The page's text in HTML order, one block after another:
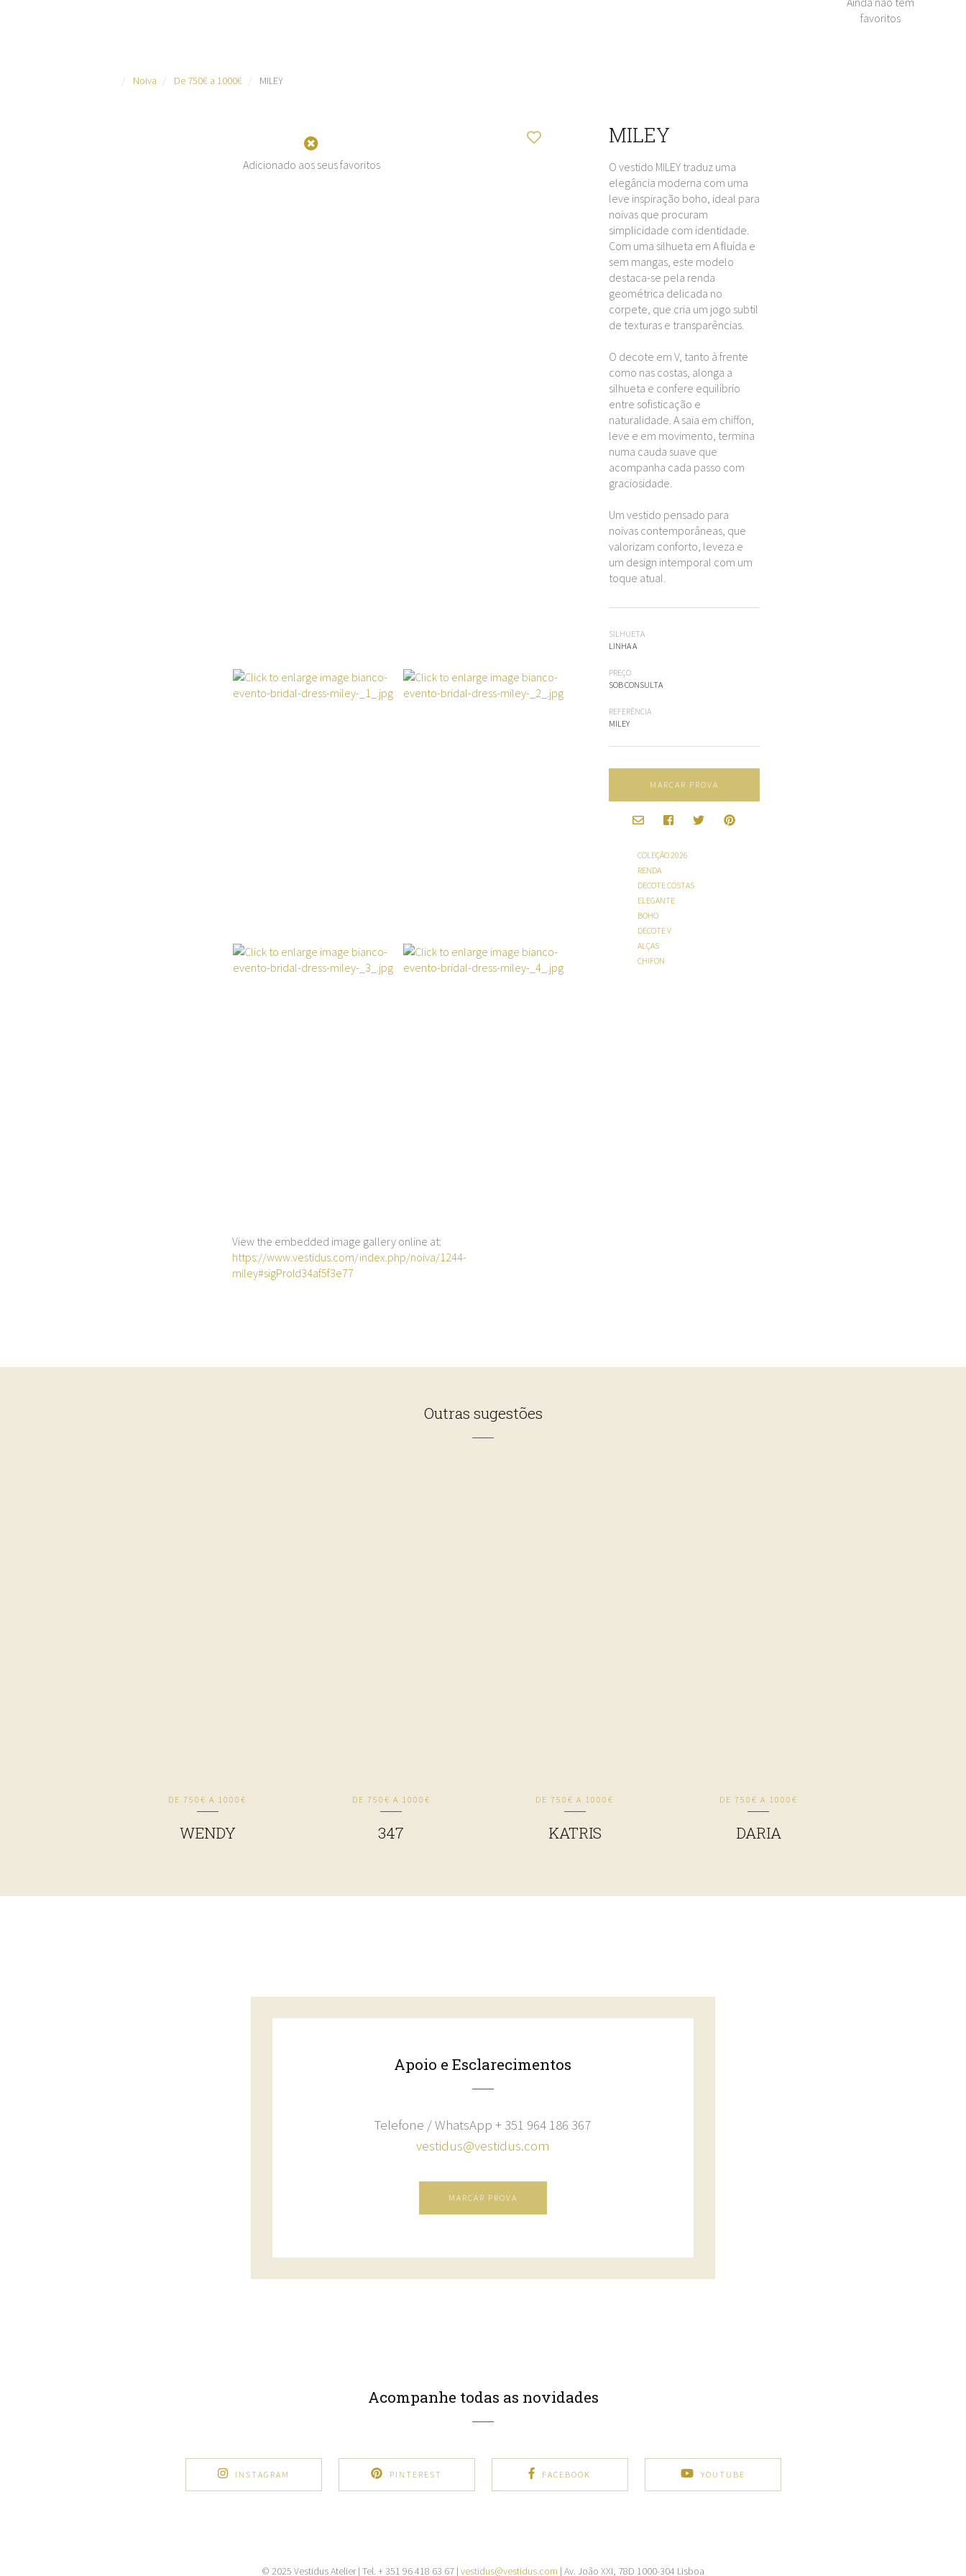
favoritos
Noiva De 750€ a 1000€ MILEY
Adicionado aos seus favoritos
View the embedded image gallery online at:
https://www.vestidus.com/index.php/noiva/1244-
miley#sigProId34af5f3e77
MILEY
O vestido MILEY traduz uma
elegância moderna com uma
leve inspiração boho, ideal para
noivas que procuram
simplicidade com identidade.
Com uma silhueta em A fluída e
sem mangas, este modelo
destaca-se pela renda
geométrica delicada no
corpete, que cria um jogo subtil
de texturas e transparências.
O decote em V, tanto à frente
como nas costas, alonga a
silhueta e confere equilíbrio
entre sofisticação e
naturalidade. A saia em chiffon,
leve e em movimento, termina
numa cauda suave que
acompanha cada passo com
graciosidade.
Um vestido pensado para
noivas contemporâneas, que
valorizam conforto, leveza e
um design intemporal com um
toque atual.
SILHUETA
LINHA A
PREÇO
SOB CONSULTA
REFERÊNCIA
MILEY
MARCAR PROVA
COLEÇÃO 2026
RENDA
DECOTE COSTAS
ELEGANTE
BOHO
DECOTE V
ALÇAS
CHIFON
Outras sugestões
DE 750€ A 1000€
WENDY
DE 750€ A 1000€
347
DE 750€ A 1000€
KATRIS
DE 750€ A 1000€
DARIA
Apoio e Esclarecimentos
Telefone / WhatsApp + 351 964 186 367
vestidus@vestidus.com
MARCAR PROVA
Acompanhe todas as novidades
INSTAGRAM PINTEREST FACEBOOK YOUTUBE
© 2025 Vestidus Atelier | Tel. + 351 96 418 63 67 | vestidus@vestidus.com | Av. João XXI, 78D 1000-304 Lisboa